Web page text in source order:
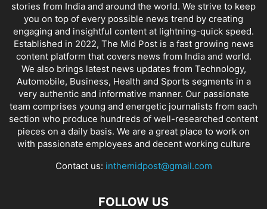
stories from India and around the world. We strive to keep
you on top of every possible news trend by creating
engaging and insightful content at lightning-quick speed.
Established in 2022, The Mid Post is a fast growing news
content platform that covers news from India and world.
We also brings latest news updates from Technology,
Automobile, Business, Health and Sports segments in a
very authentic and informative manner. Our passionate
team comprises young and energetic journalists from each
section who produce hundreds of well-researched content
pieces on a daily basis. We are a great place to work on
with passionate employees and decent working culture
Contact us: inthemidpost@gmail.com
FOLLOW US